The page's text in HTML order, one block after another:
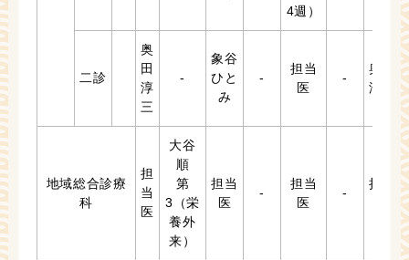
4週）
二診
奥
田
淳
三
-
象谷
ひと
み
-
担当
医
-
奥田
淳三
地域総合診療
科
担
当
医
大谷
順
第
3（栄
養外
来）
担当
医
-
担当
医
-
担当